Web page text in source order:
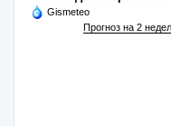
Gismeteo
Прогноз на 2